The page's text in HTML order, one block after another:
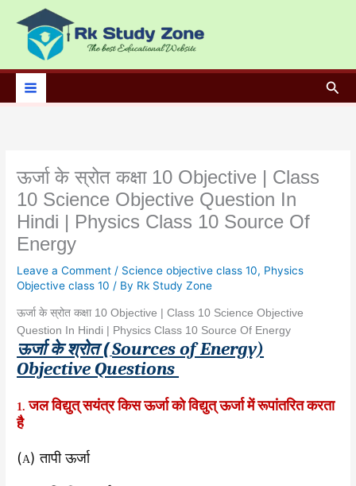
content
ऊर्जा के स्रोत कक्षा 10 Objective | Class
10 Science Objective Question In
Hindi | Physics Class 10 Source Of
Energy
Leave a Comment / Science objective class 10, Physics
Objective class 10 / By Rk Study Zone
ऊर्जा के स्रोत कक्षा 10 Objective | Class 10 Science Objective
Question In Hindi | Physics Class 10 Source Of Energy
ऊर्जा के श्रोत (Sources of Energy)
Objective Questions
1.जल विद्युत् सयंत्र किस ऊर्जा को विद्युत् ऊर्जा में रूपांतरित करता
है
(A) तापी ऊर्जा